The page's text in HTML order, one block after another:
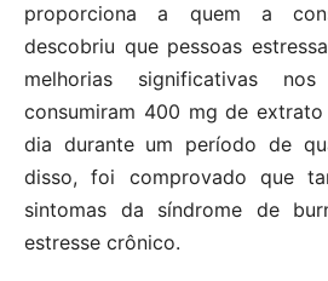
proporciona a quem a
descobriu que pessoas
melhorias significativas
consumiram 400 mg de
dia durante um período de
disso, foi comprovado que
sintomas da síndrome de
estresse crônico.